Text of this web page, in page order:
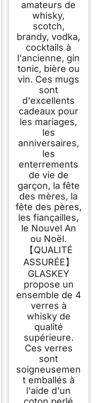
amateurs de
whisky,
scotch,
brandy, vodka,
cocktails à
l'ancienne, gin
tonic, bière ou
vin. Ces mugs
sont
d'excellents
cadeaux pour
les mariages,
les
anniversaires,
les
enterrements
de vie de
garçon, la fête
des mères, la
fête des pères,
les fiançailles,
le Nouvel An
ou Noël.
【QUALITÉ
ASSURÉE】
GLASKEY
propose un
ensemble de 4
verres à
whisky de
qualité
supérieure.
Ces verres
sont
soigneusemen
t emballés à
l'aide d'un